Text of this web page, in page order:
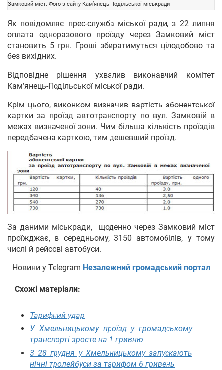
Замковий міст. Фото з сайту Кам’янець-Подільської міськради
Як повідомляє прес-служба міської ради, з 22 липня
оплата одноразового проїзду через Замковий міст
становить 5 грн. Гроші збиратимуться цілодобово та
без вихідних.
Відповідне рішення ухвалив виконавчий комітет
Кам’янець-Подільської міської ради.
Крім цього, виконком визначив вартість абонентської
картки за проїзд автотранспорту по вул. Замковій в
межах визначеної зони. Чим більша кількість проїздів
передбачена карткою, тим дешевший проїзд.
За даними міськради, щоденно через Замковий міст
проїжджає, в середньому, 3150 автомобілів, у тому
числі й рейсові автобуси.
Новини у Telegram Незалежний громадський портал
Схожі матеріали:
Тарифний удар
У Хмельницькому проїзд у громадському
транспорті зросте на 1 гривню
3 28 грудня у Хмельницькому запускають
нічні тролейбуси за тарифом 6 гривень